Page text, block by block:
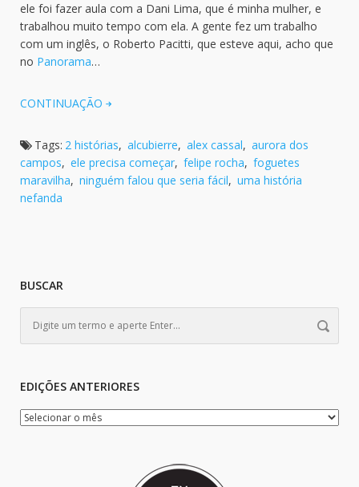
ele foi fazer aula com a Dani Lima, que é minha mulher, e
trabalhou muito tempo com ela. A gente fez um trabalho
com um inglês, o Roberto Pacitti, que esteve aqui, acho que
no Panorama…
CONTINUAÇÃO
Tags: 2 histórias, alcubierre, alex cassal, aurora dos
campos, ele precisa começar, felipe rocha, foguetes
maravilha, ninguém falou que seria fácil, uma história
nefanda
BUSCAR
EDIÇÕES ANTERIORES